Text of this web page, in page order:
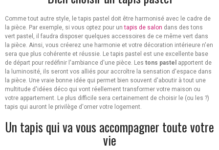
Comme tout autre style, le tapis pastel doit être harmonisé avec le cadre de
la pièce. Par exemple, si vous optez pour untapis de salon dans des tons
vert pastel, il faudra disposer quelques accessoires de ce même vert dans
la pièce. Ainsi, vous créerez une harmonie et votre décoration intérieure n'en
sera que plus cohérente et réussie. Le tapis pastel est une excellente base
de départ pour redéfinir l'ambiance d'une pièce. Les tons pastel apportent de
la luminosité, ils seront vos alliés pour accroître la sensation d'espace dans
la pièce. Une vraie bonne idée qui permet bien souvent d'aboutir à tout une
multitude d'idées déco qui vont réellement transformer votre maison ou
votre appartement. Le plus difficile sera certainement de choisir le (ou les ?)
tapis qui auront le privilège d'orner votre logement.
Un tapis qui va vous accompagner toute votre
vie